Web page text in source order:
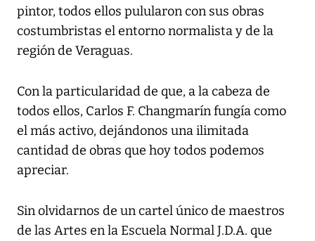
pintor, todos ellos pulularon con sus obras
costumbristas el entorno normalista y de la
región de Veraguas.
Con la particularidad de que, a la cabeza de
todos ellos, Carlos F. Changmarín fungía como
el más activo, dejándonos una ilimitada
cantidad de obras que hoy todos podemos
apreciar.
Sin olvidarnos de un cartel único de maestros
de las Artes en la Escuela Normal J.D.A. que